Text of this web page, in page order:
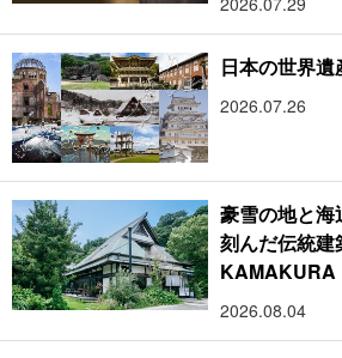
日本の世界遺
2026.07.26
豪雪の地と
刻んだ伝統建
KAMAKURA
2026.08.04